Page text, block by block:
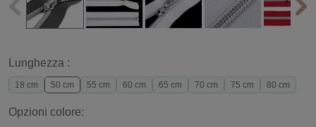
Lunghezza :
18 cm 50 cm 55 cm 60 cm 65 cm 70 cm 75 cm 80 cm
Opzioni colore: